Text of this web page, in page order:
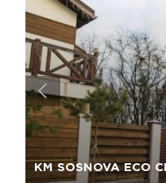
КМ SOSNOVA ECO